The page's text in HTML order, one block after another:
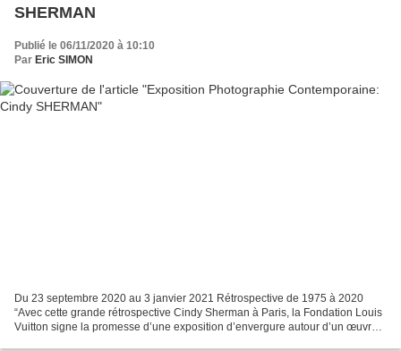
SHERMAN
Publié le 06/11/2020 à 10:10
Par Eric SIMON
Du 23 septembre 2020 au 3 janvier 2021 Rétrospective de 1975 à 2020
“Avec cette grande rétrospective Cindy Sherman à Paris, la Fondation Louis
Vuitton signe la promesse d’une exposition d’envergure autour d’un œuvre